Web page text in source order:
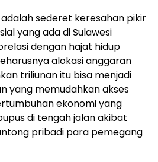
sederet keresahan pikir
yang ada di Sulawesi
dengan hajat hidup
alokasi anggaran
triliunan itu bisa menjadi
yang memudahkan akses
ekonomi yang
di tengah jalan akibat
pribadi para pemegang